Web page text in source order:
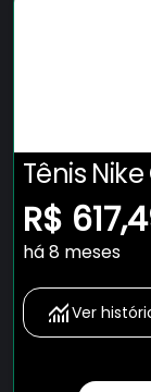
Tênis
R$
há 8 meses
Ver